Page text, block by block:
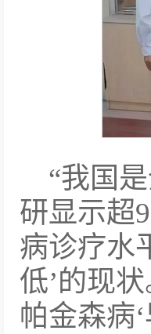
“我国
研显示超
病诊疗水
低’的现
帕金森病